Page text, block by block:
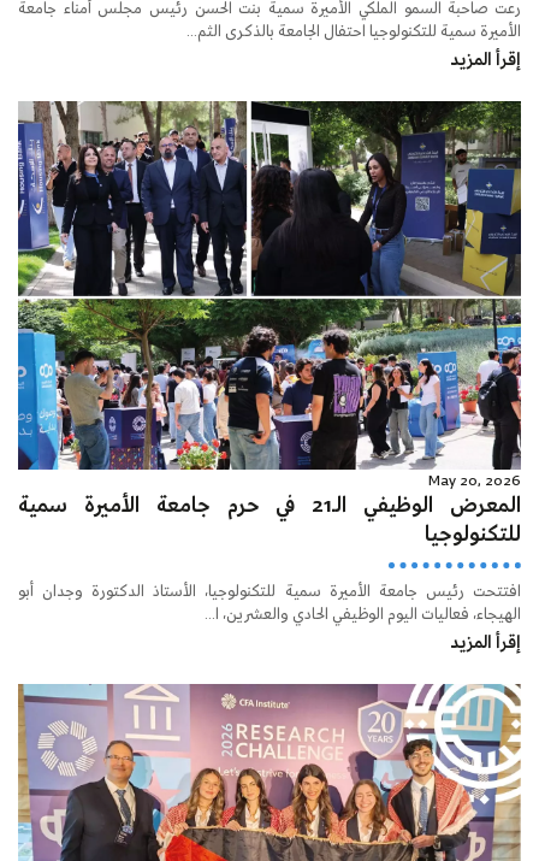
رعت صاحبة السمو الملكي الأميرة سمية بنت الحسن رئيس مجلس أمناء جامعة
الأميرة سمية للتكنولوجيا احتفال الجامعة بالذكرى الثم...
إقرأ المزيد
May 20, 2026
المعرض الوظيفي الـ21 في حرم جامعة الأميرة سمية
للتكنولوجيا
افتتحت رئيس جامعة الأميرة سمية للتكنولوجيا، الأستاذ الدكتورة وجدان أبو
الهيجاء، فعاليات اليوم الوظيفي الحادي والعشرين، ا...
إقرأ المزيد